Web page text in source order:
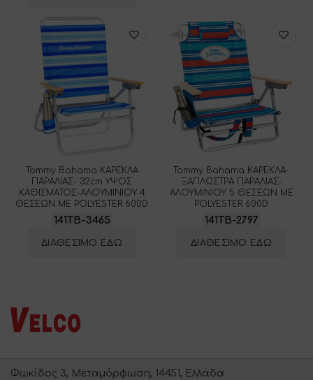
Tommy Bahama ΚΑΡΕΚΛΑ
ΠΑΡΑΛΙΑΣ- 32cm ΥΨΟΣ
ΚΑΘΙΣΜΑΤΟΣ-ΑΛΟΥΜΙΝΙΟΥ 4
ΘΕΣΕΩΝ ME POLYESTER 600D
141TB-3465
ΔΙΑΘΕΣΙΜΟ ΕΔΩ
Tommy Bahama ΚΑΡΕΚΛΑ-
ΞΑΠΛΩΣΤΡΑ ΠΑΡΑΛΙΑΣ-
ΑΛΟΥΜΙΝΙΟΥ 5 ΘΕΣΕΩΝ ME
POLYESTER 600D
141TB-2797
ΔΙΑΘΕΣΙΜΟ ΕΔΩ
Φωκίδος 3, Μεταμόρφωση, 14451, Ελλάδα